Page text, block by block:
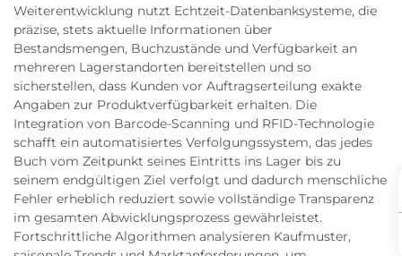
Weiterentwicklung nutzt Echtzeit-Datenbanksysteme, die
präzise, stets aktuelle Informationen über
Bestandsmengen, Buchzustände und Verfügbarkeit an
mehreren Lagerstandorten bereitstellen und so
sicherstellen, dass Kunden vor Auftragserteilung exakte
Angaben zur Produktverfügbarkeit erhalten. Die
Integration von Barcode-Scanning und RFID-Technologie
schafft ein automatisiertes Verfolgungssystem, das jedes
Buch vom Zeitpunkt seines Eintritts ins Lager bis zu
seinem endgültigen Ziel verfolgt und dadurch menschliche
Fehler erheblich reduziert sowie vollständige Transparenz
im gesamten Abwicklungsprozess gewährleistet.
Fortschrittliche Algorithmen analysieren Kaufmuster,